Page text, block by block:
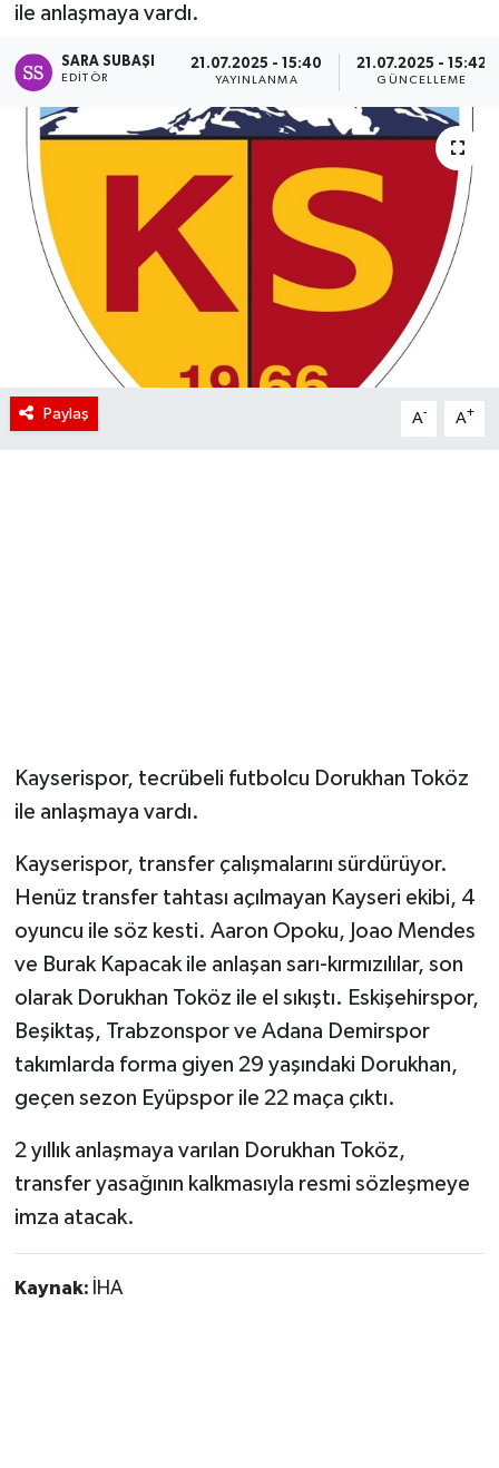
ile anlaşmaya vardı.
SARA SUBAŞI
EDITÖR
21.07.2025 - 15:40
YAYINLANMA
21.07.2025 - 15:42
GÜNCELLEME
Paylaş A- A+
Kayserispor, tecrübeli futbolcu Dorukhan Toköz
ile anlaşmaya vardı.
Kayserispor, transfer çalışmalarını sürdürüyor.
Henüz transfer tahtası açılmayan Kayseri ekibi, 4
oyuncu ile söz kesti. Aaron Opoku, Joao Mendes
ve Burak Kapacak ile anlaşan sarı-kırmızılılar, son
olarak Dorukhan Toköz ile el sıkıştı. Eskişehirspor,
Beşiktaş, Trabzonspor ve Adana Demirspor
takımlarda forma giyen 29 yaşındaki Dorukhan,
geçen sezon Eyüpspor ile 22 maça çıktı.
2 yıllık anlaşmaya varılan Dorukhan Toköz,
transfer yasağının kalkmasıyla resmi sözleşmeye
imza atacak.
Kaynak: İHA